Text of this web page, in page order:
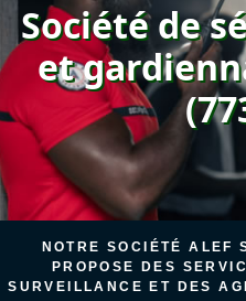
Société de
et
NOTRE SOCIÉTÉ ALEF
PROPOSE DES
SURVEILLANCE ET DES